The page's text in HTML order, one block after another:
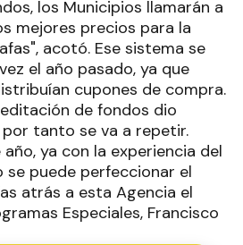
los Municipios llamarán a
mejores precios para la
acotó. Ese sistema se
el año pasado, ya que
cupones de compra.
de fondos dio
tanto se va a repetir.
ya con la experiencia del
se puede perfeccionar el
atrás a esta Agencia el
Especiales, Francisco